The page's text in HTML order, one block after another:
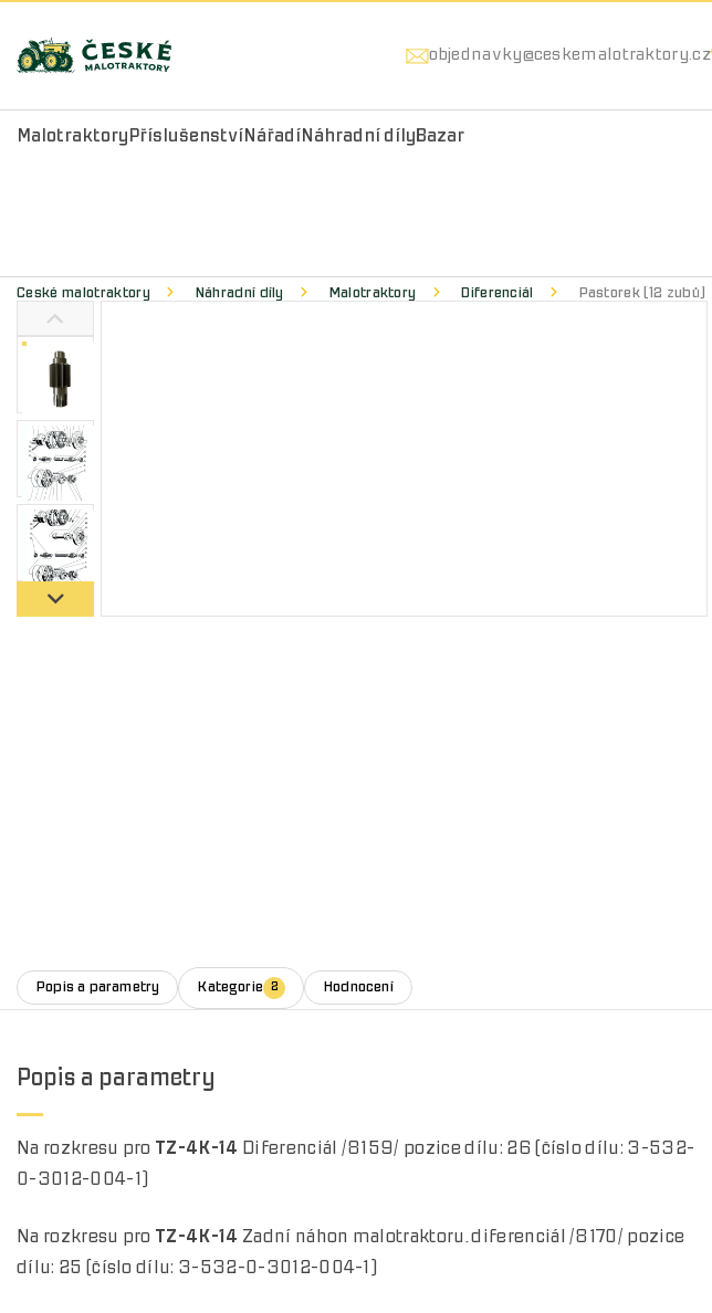
objednavky@ceskemalotraktory.cz
Malotraktory Příslušenství Nářadí Náhradní díly Bazar
České malotraktory Náhradní díly Malotraktory Diferenciál Pastorek (12 zubů)
Popis a parametry Kategorie 2 Hodnocení
Popis a parametry
Na rozkresu pro TZ-4K-14 Diferenciál /8159/ pozice dílu: 26 (číslo dílu: 3-532-
0-3012-004-1)
Na rozkresu pro TZ-4K-14 Zadní náhon malotraktoru, diferenciál /8170/ pozice
dílu: 25 (číslo dílu: 3-532-0-3012-004-1)